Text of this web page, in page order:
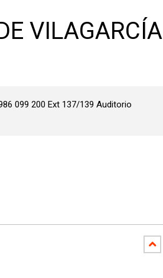
VILAGARCÍA
099 200 Ext 137/139 Auditorio